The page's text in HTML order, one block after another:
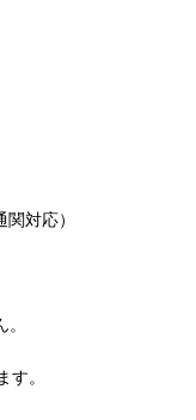
対応）
す。